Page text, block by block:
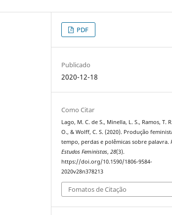
PDF
Publicado
2020-12-18
Como Citar
Lago, M. C. de S., Minella, L. S., Ramos, T.
O., & Wolff, C. S. (2020). Produção
tempo, perdas e polêmicas sobre palavra.
Estudos Feministas,28(3).
https://doi.org/10.1590/1806-9584-
2020v28n378213
Fomatos de Citação